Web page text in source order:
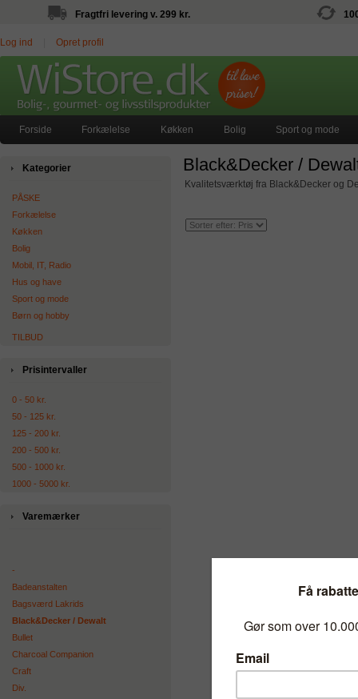
Fragtfri levering v. 299 kr.
Log ind Opret profil
Forside Forkælelse Køkken Bolig Sport og mode
Kategorier
PÅSKE
Forkælelse
Køkken
Bolig
Mobil, IT, Radio
Hus og have
Sport og mode
Børn og hobby
TILBUD
Prisintervaller
0 - 50 kr.
50 - 125 kr.
125 - 200 kr.
200 - 500 kr.
500 - 1000 kr.
1000 - 5000 kr.
Varemærker
-
Badeanstalten
Bagsværd Lakrids
Black&Decker / Dewalt
Bullet
Charcoal Companion
Craft
Div.
Black&Decker /
Kvalitetsværktøj fra Black&Decker og